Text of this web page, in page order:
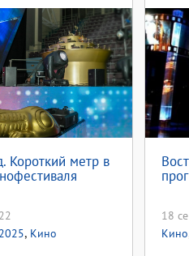
Короткий метр в
, Кино
18
Кино